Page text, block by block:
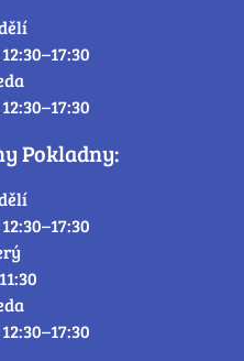
Pokladny: